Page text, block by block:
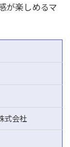
が楽しめるマ
式会社